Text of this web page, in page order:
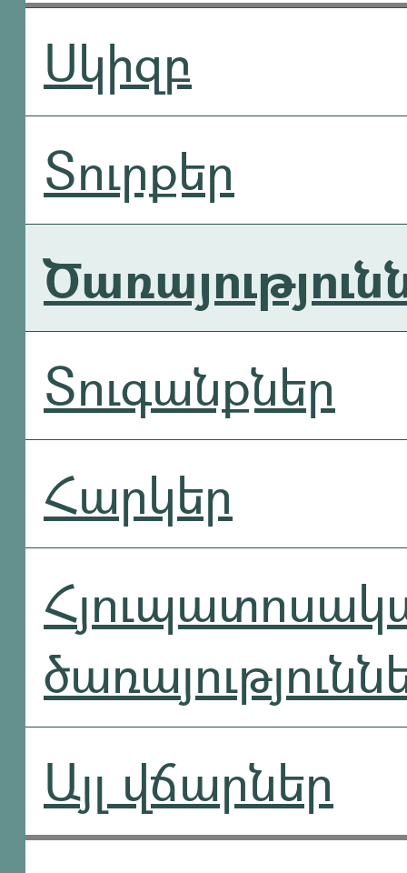
Սկիզբ
Տուրքեր
Տուգանքներ
Հարկեր
Այլ վճարներ